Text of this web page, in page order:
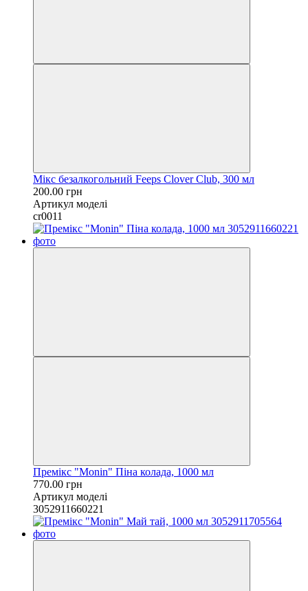
Мікс безалкогольний Feeps Clover Club, 300 мл
200.00 грн
Артикул моделі
cr0011
Премікс "Monin" Піна колада, 1000 мл
770.00 грн
Артикул моделі
3052911660221